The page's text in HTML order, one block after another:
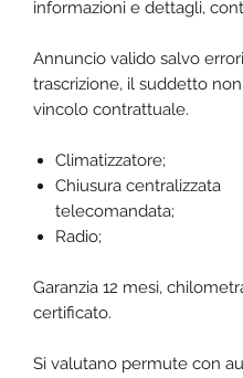
informazioni e dettagli,
Annuncio valido salvo
trascrizione, il suddetto
vincolo contrattuale.
Climatizzatore;
Chiusura centralizzata
telecomandata;
Radio;
Garanzia 12 mesi,
certificato.
Si valutano permute con